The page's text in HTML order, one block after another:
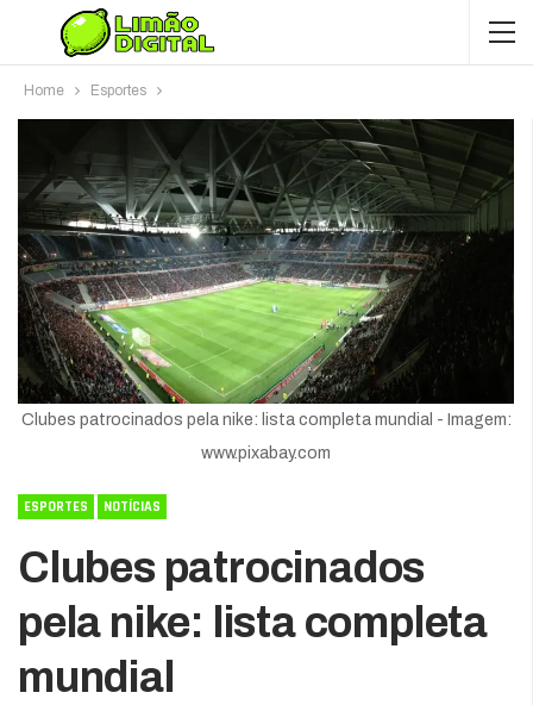
Home Esportes
Clubes patrocinados pela nike: lista completa mundial - Imagem:
www.pixabay.com
ESPORTES NOTÍCIAS
Clubes patrocinados
pela nike: lista completa
mundial